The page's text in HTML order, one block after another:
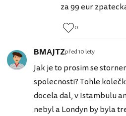
za 99 eur
0
BMAJTZpřed 10 lety
Jak je to prosim se
spolecnosti? Tohle
docela dal, v Istambulu
nebyl a Londyn by byla